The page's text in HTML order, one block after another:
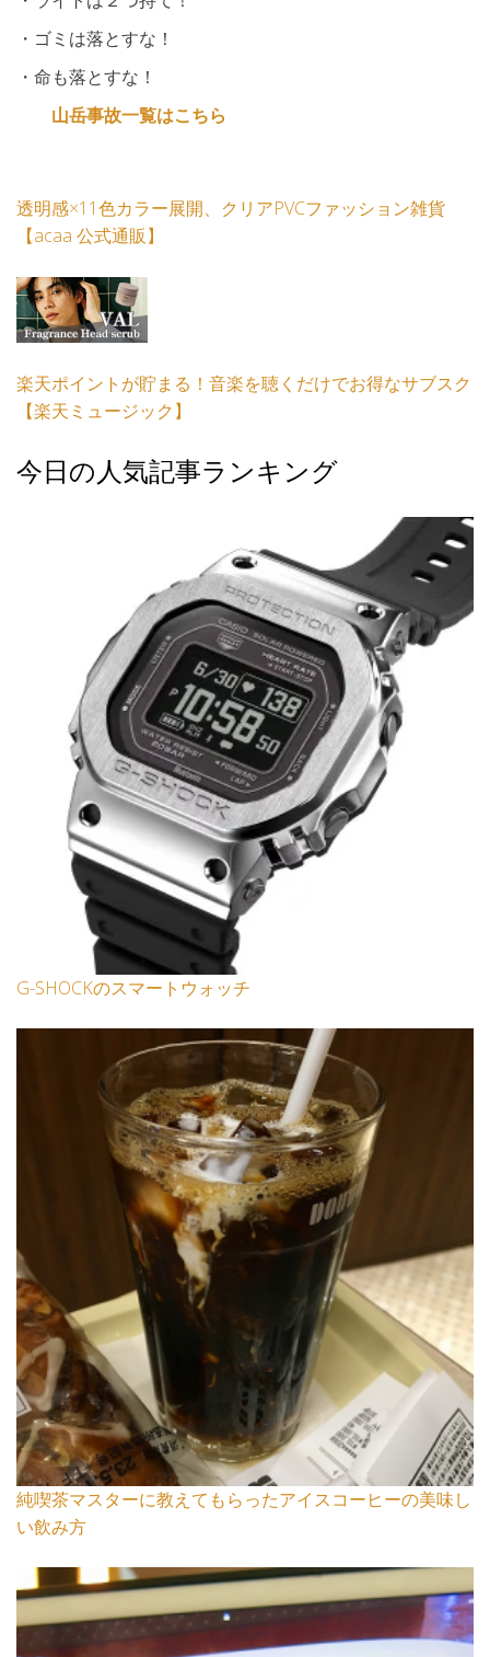
・ゴミは落とすな！
・命も落とすな！
山岳事故一覧はこちら
透明感×11色カラー展開、クリアPVCファッション雑貨
【acaa 公式通販】
楽天ポイントが貯まる！音楽を聴くだけでお得なサブスク
【楽天ミュージック】
今日の人気記事ランキング
G-SHOCKのスマートウォッチ
純喫茶マスターに教えてもらったアイスコーヒーの美味し
い飲み方